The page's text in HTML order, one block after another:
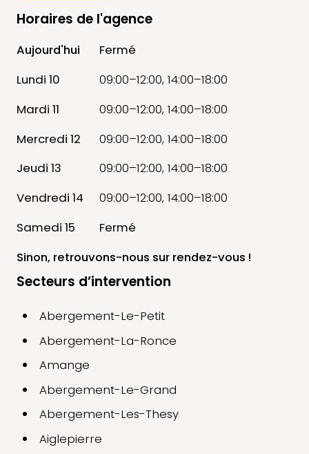
Horaires de l'agence
Aujourd'hui
Fermé
Lundi 10
09:00–12:00, 14:00–18:00
Mardi 11
09:00–12:00, 14:00–18:00
Mercredi 12
09:00–12:00, 14:00–18:00
Jeudi 13
09:00–12:00, 14:00–18:00
Vendredi 14
09:00–12:00, 14:00–18:00
Samedi 15
Fermé
Sinon, retrouvons-nous sur rendez-vous !
Secteurs d’intervention
Abergement-Le-Petit
Abergement-La-Ronce
Amange
Abergement-Le-Grand
Abergement-Les-Thesy
Aiglepierre